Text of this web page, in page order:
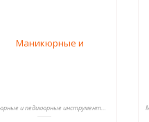
Маникюрные и педикюрные инструменты, пилки